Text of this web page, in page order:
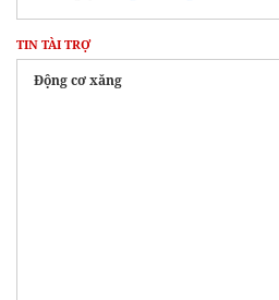
TIN TÀI TRỢ
Động cơ xăng